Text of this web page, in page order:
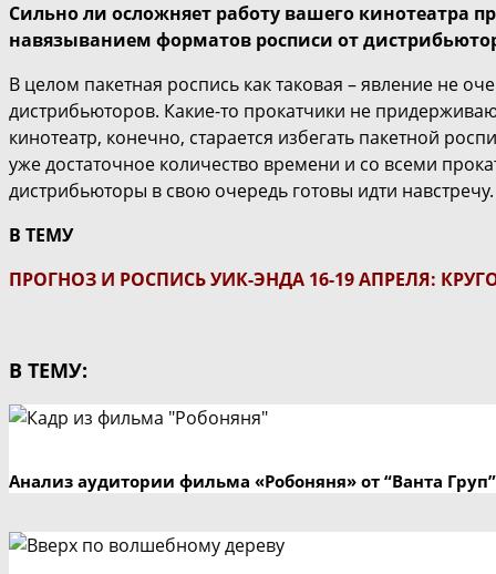
Сильно ли осложняет работу вашего кинотеатра
навязыванием форматов росписи от
В целом пакетная роспись как таковая – явление не
дистрибьюторов. Какие-то прокатчики не
кинотеатр, конечно, старается избегать пакетной
уже достаточное количество времени и со всеми
дистрибьюторы в свою очередь готовы идти
В ТЕМУ
ПРОГНОЗ И РОСПИСЬ УИК-ЭНДА 16-19 АПРЕЛЯ:
В ТЕМУ:
Анализ аудитории фильма «Робоняня» от “Ванта Груп”